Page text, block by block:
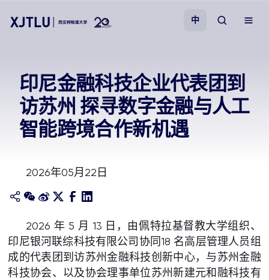
招生
科研
学院
关于我们
中
印尼金融科技企业代表团到
访苏州 探寻数字金融与人工
智能跨境合作新机遇
2026年05月22日
2026 年 5 月 13 日，由佩特拉基督教大学组织、
印尼银河联综科技有限公司协同18 名高层管理人员组
成的代表团到访苏州金融科技创新中心，与苏州金融
科技协会、以及协会理事单位苏州新建元和融科技有